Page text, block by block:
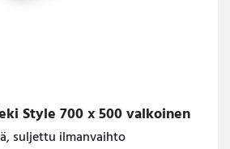
Style 700 x 500 valkoinen
suljettu ilmanvaihto